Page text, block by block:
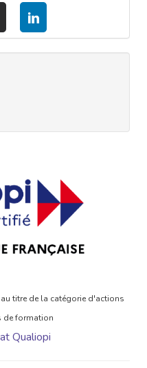
titre de la catégorie d'actions
de formation
Qualiopi